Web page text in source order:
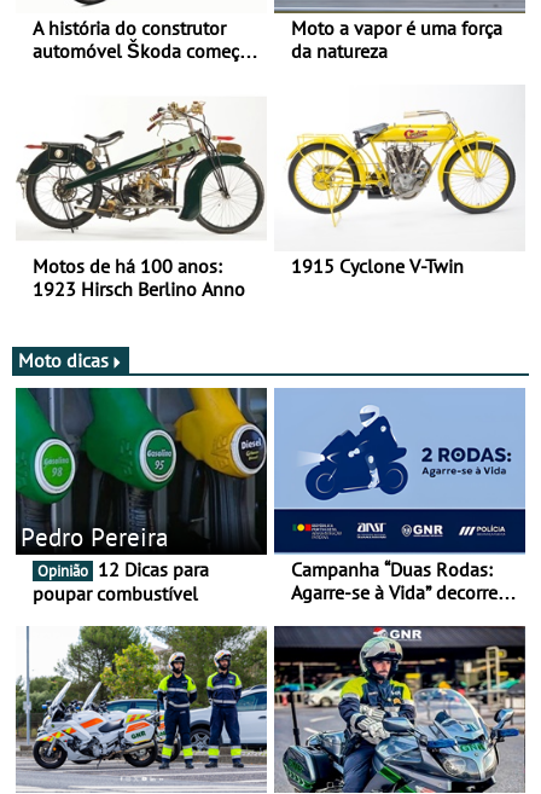
A história do construtor
automóvel Škoda começou
Moto a vapor é uma força
da natureza
Motos de há 100 anos:
1923 Hirsch Berlino Anno
1915 Cyclone V-Twin
Moto dicas
Pedro Pereira
Opinião
poupar combustível
Campanha “Duas Rodas:
Agarre-se à Vida” decorre